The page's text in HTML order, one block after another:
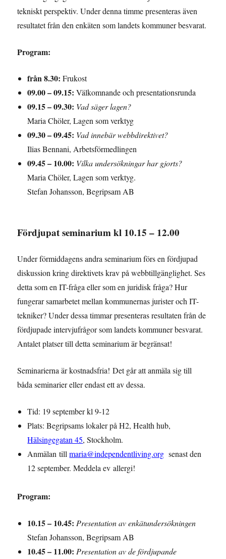
tekniskt perspektiv. Under denna timme presenteras även
resultatet från den enkäten som landets kommuner besvarat.
Program:
från 8.30:Frukost
09.00 – 09.15:Välkomnande och presentationsrunda
09.15 – 09.30: Vad säger lagen?
Maria Chöler, Lagen som verktyg
09.30 – 09.45: Vad innebär webbdirektivet?
Ilias Bennani, Arbetsförmedlingen
09.45 – 10.00: Vilka undersökningar har gjorts?
Maria Chöler, Lagen som verktyg.
Stefan Johansson, Begripsam AB
Fördjupat seminarium kl 10.15 – 12.00
Under förmiddagens andra seminarium förs en fördjupad
diskussion kring direktivets krav på webbtillgänglighet. Ses
detta som en IT-fråga eller som en juridisk fråga? Hur
fungerar samarbetet mellan kommunernas jurister och IT-
tekniker? Under dessa timmar presenteras resultaten från de
fördjupade intervjufrågor som landets kommuner besvarat.
Antalet platser till detta seminarium är begränsat!
Seminarierna är kostnadsfria! Det går att anmäla sig till
båda seminarier eller endast ett av dessa.
Tid: 19 september kl 9-12
Plats: Begripsams lokaler på H2, Health hub,
Hälsingegatan 45, Stockholm.
Anmälan tillmaria@independentliving.org senast den
12 september. Meddela ev allergi!
Program:
10.15 – 10.45:Presentation av enkätundersökningen
Stefan Johansson, Begripsam AB
10.45 – 11.00:Presentation av de fördjupande